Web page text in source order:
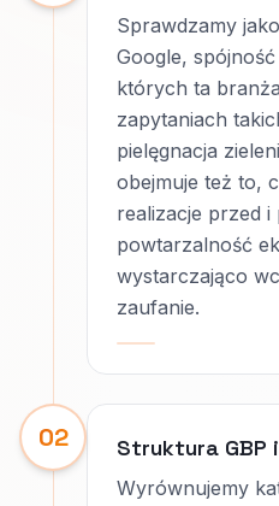
Sprawdzamy
Google,
których ta
zapytaniach
pielęgnacja
obejmuje też to,
realizacje przed
powtarzalność
wystarczająco
zaufanie.
02 Struktura
Wyrównujemy